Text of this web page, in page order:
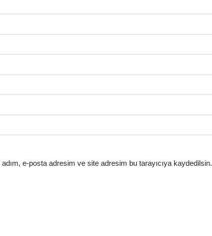
e-posta adresim ve site adresim bu tarayıcıya kaydedilsin.